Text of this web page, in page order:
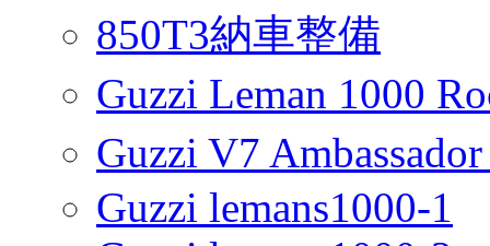
850T3納車整備
Guzzi Leman 1000
Guzzi V7
Guzzi lemans1000-1